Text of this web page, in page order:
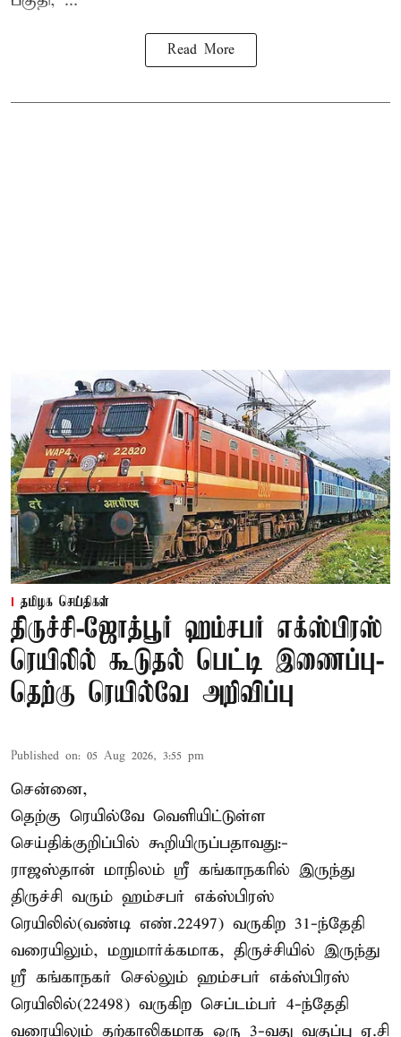
Read More
தமிழக செய்திகள்
திருச்சி-ஜோத்பூர் ஹம்சபர் எக்ஸ்பிரஸ்
ரெயிலில் கூடுதல் பெட்டி இணைப்பு-
தெற்கு ரெயில்வே அறிவிப்பு
Published on: 05 Aug 2026, 3:55 pm
சென்னை,
தெற்கு ரெயில்வே வெளியிட்டுள்ள
செய்திக்குறிப்பில் கூறியிருப்பதாவது:-
ராஜஸ்தான் மாநிலம் ஸ்ரீ கங்காநகரில் இருந்து
திருச்சி வரும் ஹம்சபர் எக்ஸ்பிரஸ்
ரெயிலில்(வண்டி எண்.22497) வருகிற 31-ந்தேதி
வரையிலும், மறுமார்க்கமாக, திருச்சியில் இருந்து
ஸ்ரீ கங்காநகர் செல்லும் ஹம்சபர் எக்ஸ்பிரஸ்
ரெயிலில்(22498) வருகிற செப்டம்பர் 4-ந்தேதி
வரையிலும் தற்காலிகமாக ஒரு 3-வது வகுப்பு ஏ.சி